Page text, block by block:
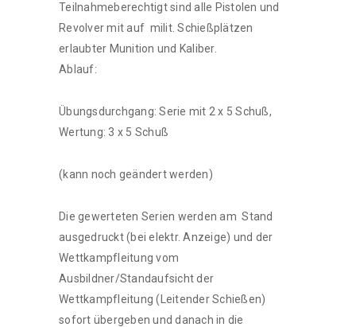
Teilnahmeberechtigt sind alle Pistolen und
Revolver mit auf milit. Schießplätzen
erlaubter Munition und Kaliber.
Ablauf:
Übungsdurchgang: Serie mit 2 x 5 Schuß,
Wertung: 3 x 5 Schuß
(kann noch geändert werden)
Die gewerteten Serien werden am Stand
ausgedruckt (bei elektr. Anzeige) und der
Wettkampfleitung vom
Ausbildner/Standaufsicht der
Wettkampfleitung (Leitender Schießen)
sofort übergeben und danach in die